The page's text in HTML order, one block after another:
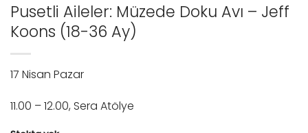
Pusetli Aileler: Müzede Doku Avı – Jeff
Koons (18-36 Ay)
17 Nisan Pazar
11.00 – 12.00, Sera Atölye